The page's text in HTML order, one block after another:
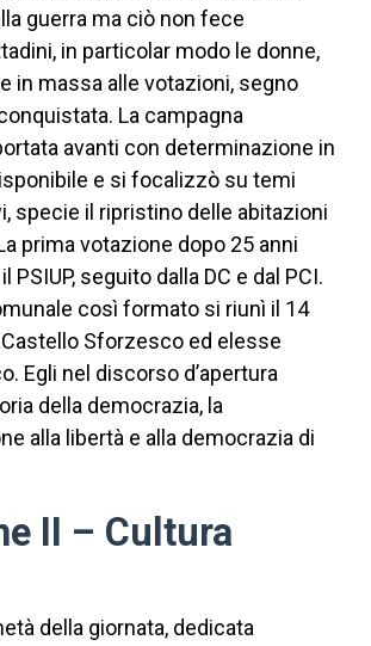
guerra ma ciò non fece
in particolar modo le donne,
in massa alle votazioni, segno
La campagna
avanti con determinazione in
e si focalizzò su temi
specie il ripristino delle abitazioni
prima votazione dopo 25 anni
PSIUP, seguito dalla DC e dal PCI.
così formato si riunì il 14
Castello Sforzesco ed elesse
Egli nel discorso d’apertura
della democrazia, la
alla libertà e alla democrazia di
II – Cultura
della giornata, dedicata